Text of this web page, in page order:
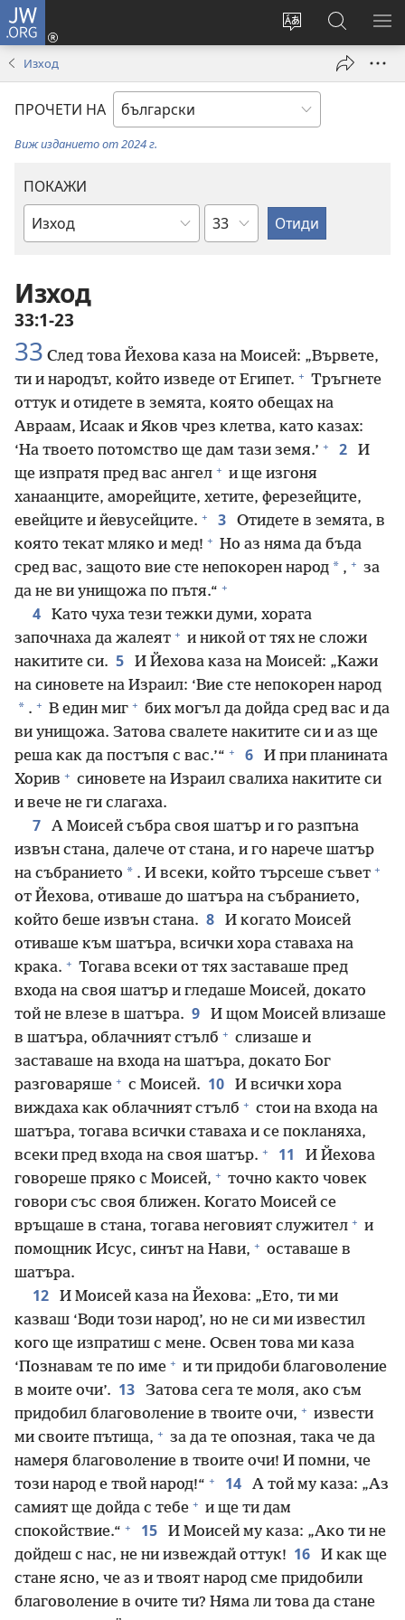
JW.ORG
Смени
сайта
Влез
(отваря
прозорец)
Търсене
в
JW.ORG
Изход
ПРОЧЕТИ НА
Виж изданието от 2024 г.
ПОКАЖИ
Библейска
Глава
Изход
33:1-23
33 След това Йехова каза на Моисей: „Вървете,
ти и народът, който изведе от Египет. + Тръгнете
оттук и отидете в земята, която обещах на
Авраам, Исаак и Яков чрез клетва, като казах:
‘На твоето потомство ще дам тази земя.’ + 2
И
ще изпратя пред вас ангел + и ще изгоня
ханаанците, аморейците, хетите, ферезейците,
евейците и йевусейците. + 3
Отидете в земята, в
която текат мляко и мед! + Но аз няма да бъда
сред вас, защото вие сте непокорен народ * , + за
да не ви унищожа по пътя.“ +
4
Като чуха тези тежки думи, хората
започнаха да жалеят + и никой от тях не сложи
накитите си. 5
И Йехова каза на Моисей: „Кажи
на синовете на Израил: ‘Вие сте непокорен народ
* . + В един миг + бих могъл да дойда сред вас и да
ви унищожа. Затова свалете накитите си и аз ще
реша как да постъпя с вас.’“ + 6
И при планината
Хорив + синовете на Израил свалиха накитите си
и вече не ги слагаха.
7
А Моисей събра своя шатър и го разпъна
извън стана, далече от стана, и го нарече шатър
на събранието * . И всеки, който търсеше съвет +
от Йехова, отиваше до шатъра на събранието,
който беше извън стана. 8
И когато Моисей
отиваше към шатъра, всички хора ставаха на
крака. + Тогава всеки от тях заставаше пред
входа на своя шатър и гледаше Моисей, докато
той не влезе в шатъра. 9
И щом Моисей влизаше
в шатъра, облачният стълб + слизаше и
заставаше на входа на шатъра, докато Бог
разговаряше + с Моисей. 10
И всички хора
виждаха как облачният стълб + стои на входа на
шатъра, тогава всички ставаха и се покланяха,
всеки пред входа на своя шатър. + 11
И Йехова
говореше пряко с Моисей, + точно както човек
говори със своя ближен. Когато Моисей се
връщаше в стана, тогава неговият служител + и
помощник Исус, синът на Нави, + оставаше в
шатъра.
12
И Моисей каза на Йехова: „Ето, ти ми
казваш ‘Води този народ’, но не си ми известил
кого ще изпратиш с мене. Освен това ми каза
‘Познавам те по име + и ти придоби благоволение
в моите очи’. 13
Затова сега те моля, ако съм
придобил благоволение в твоите очи, + извести
ми своите пътища, + за да те опозная, така че да
намеря благоволение в твоите очи! И помни, че
този народ е твой народ!“ + 14
А той му каза: „Аз
самият ще дойда с тебе + и ще ти дам
спокойствие.“ + 15
И Моисей му каза: „Ако ти не
дойдеш с нас, не ни извеждай оттук! 16
И как ще
стане ясно, че аз и твоят народ сме придобили
благоволение в очите ти? Няма ли това да стане